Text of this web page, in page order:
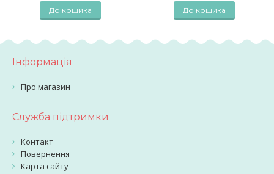
До кошика До кошика
Інформація
Про магазин
Служба підтримки
Контакт
Повернення
Карта сайту